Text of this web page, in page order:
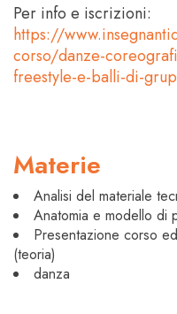
Per info e iscrizioni:
https://
corso/danze-
freestyle-e-balli-di-
Materie
Analisi del materiale
Anatomia e modello di
Presentazione corso
(teoria)
danza